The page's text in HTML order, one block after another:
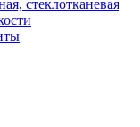
стеклотканевая